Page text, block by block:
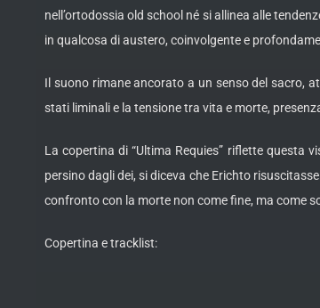
nell’ortodossia old school né si allinea alle
in qualcosa di austero, coinvolgente e
Il suono rimane ancorato a un senso del sacro,
stati liminali e la tensione tra vita e morte,
La copertina di “Ultima Requies” riflette questa
persino dagli dei, si diceva che Erichto
confronto con la morte non come fine, ma come
Copertina e tracklist: